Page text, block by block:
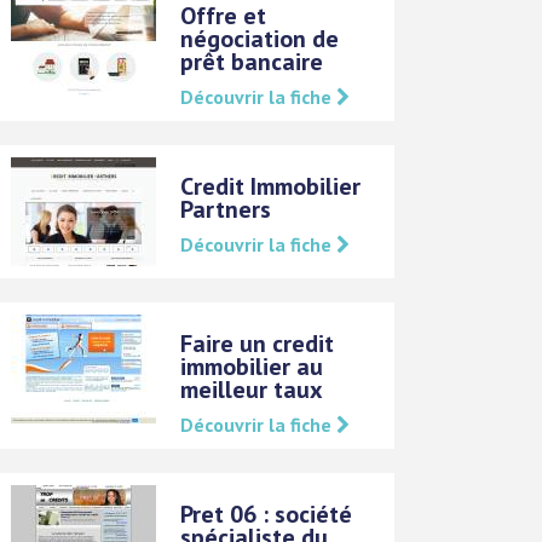
Offre et
négociation de
prêt bancaire
Découvrir la fiche
Credit Immobilier
Partners
Découvrir la fiche
Faire un credit
immobilier au
meilleur taux
Découvrir la fiche
Pret 06 : société